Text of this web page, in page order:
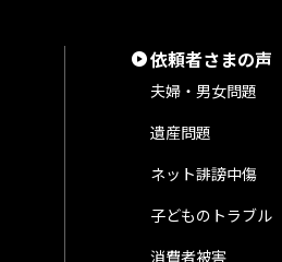
依頼者さまの声
夫婦・男女問題
遺産問題
ネット誹謗中傷
子どものトラブル
消費者被害